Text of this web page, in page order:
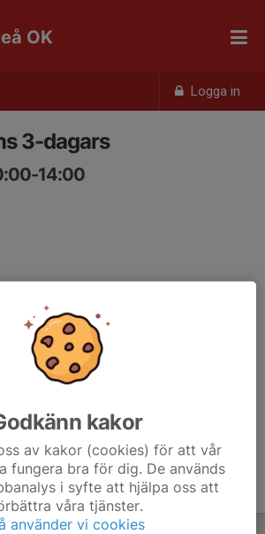
Logga in
OK
3-dagars
14:00
kakor
av kakor (cookies) för att vår
fungera bra för dig. De används
i syfte att hjälpa oss att
våra tjänster.
använder vi cookies